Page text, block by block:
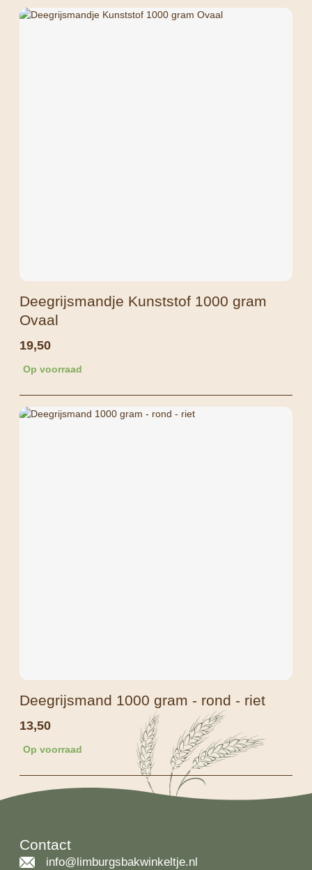
Deegrijsmandje Kunststof 1000 gram
Ovaal
19,50
Op voorraad
Deegrijsmand 1000 gram - rond - riet
13,50
Op voorraad
Contact
info@limburgsbakwinkeltje.nl